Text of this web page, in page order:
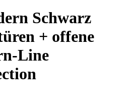
Schwarz
+ offene
Line